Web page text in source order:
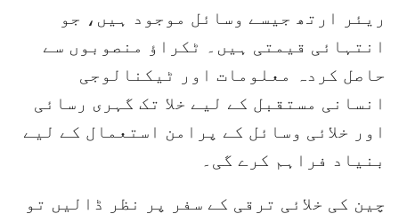
ریئر ارتھ جیسے وسائل موجود ہیں، جو
انتہائی قیمتی ہیں۔ ٹکراؤ منصوبوں سے
حاصل کردہ معلومات اور ٹیکنالوجی
انسانی مستقبل کے لیے خلا تک گہری رسائی
اور خلائی وسائل کے پرامن استعمال کے لیے
بنیاد فراہم کرے گی۔
چین کی خلائی ترقی کے سفر پر نظر ڈالیں تو